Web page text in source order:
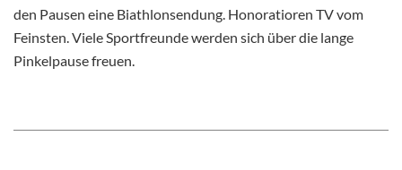
den Pausen eine Biathlonsendung. Honoratioren TV vom
Feinsten. Viele Sportfreunde werden sich über die lange
Pinkelpause freuen.